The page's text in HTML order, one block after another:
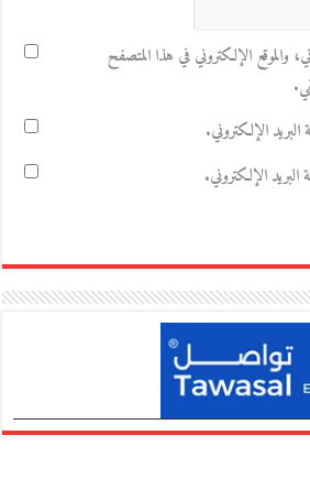
والموقع الإلكتروني في هذا المتصفح
البريد الإلكتروني.
البريد الإلكتروني.